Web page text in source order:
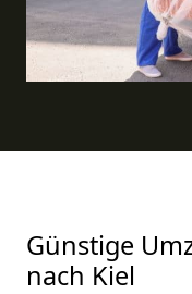
Günstige
nach Kiel